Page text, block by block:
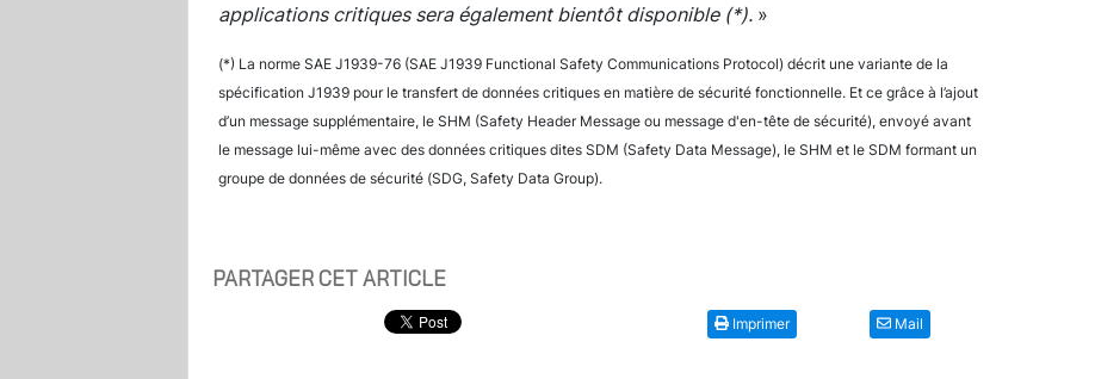
applications critiques sera également bientôt disponible (*). »
(*) La norme SAE J1939-76 (SAE J1939 Functional Safety Communications Protocol) décrit une variante de la
spécification J1939 pour le transfert de données critiques en matière de sécurité fonctionnelle. Et ce grâce à l’ajout
d’un message supplémentaire, le SHM (Safety Header Message ou message d'en-tête de sécurité), envoyé avant
le message lui-même avec des données critiques dites SDM (Safety Data Message), le SHM et le SDM formant un
groupe de données de sécurité (SDG, Safety Data Group).
PARTAGER CET ARTICLE
Imprimer Mail